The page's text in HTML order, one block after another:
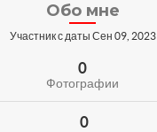
Обо мне
Участник с даты Сен 09, 2023
0
Фотографии
0